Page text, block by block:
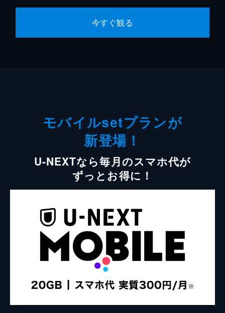
今すぐ観る
モバイルsetプランが
新登場！
U-NEXTなら毎月のスマホ代が
ずっとお得に！